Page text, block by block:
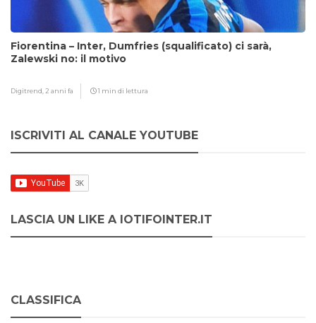
Fiorentina – Inter, Dumfries (squalificato) ci sarà,
Zalewski no: il motivo
Digitrend, 2 anni fa 1 min di lettura
ISCRIVITI AL CANALE YOUTUBE
LASCIA UN LIKE A IOTIFOINTER.IT
CLASSIFICA